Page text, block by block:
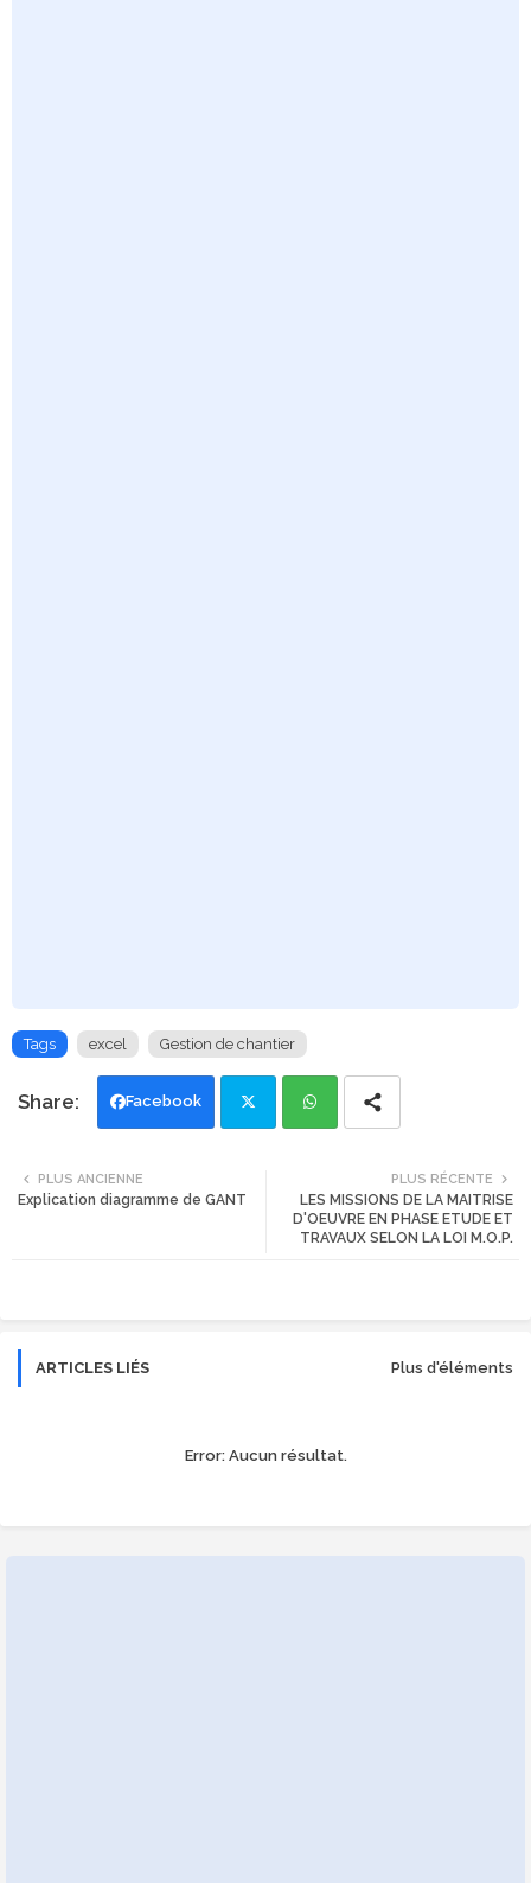
Tags excel Gestion de chantier
Facebook
tte ats
PLUS RÉCENTE
LES MISSIONS DE LA MAITRISE
D'OEUVRE EN PHASE ETUDE ET
TRAVAUX SELON LA LOI M.O.P.
PLUS ANCIENNE
Explication diagramme de GANT
ARTICLES LIÉS Plus d'éléments
Error:Aucun résultat.